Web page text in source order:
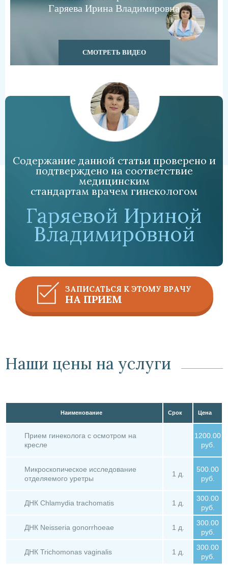
Гаряева Ирина Владимировна
СМОТРЕТЬ ВИДЕО
Содержание данной статьи проверено и
подтверждено на соответствие
медицинским
стандартам врачем гинекологом
Гаряевой Ириной
Владимировной
ЗАПИСАТЬСЯ К ЭТОМУ ВРАЧУ
НА ПРИЕМ
Наши цены на услуги
Наименование Срок Цена
Прием гинеколога с осмотром на
кресле
1200.00
руб.
Микроскопическое исследование
отделяемого уретры
1 д.
500.00
руб.
ДНК Chlamydia trachomatis 1 д.
300.00
руб.
ДНК Neisseria gonorrhoeae 1 д.
300.00
руб.
ДНК Trichomonas vaginalis 1 д.
300.00
руб.